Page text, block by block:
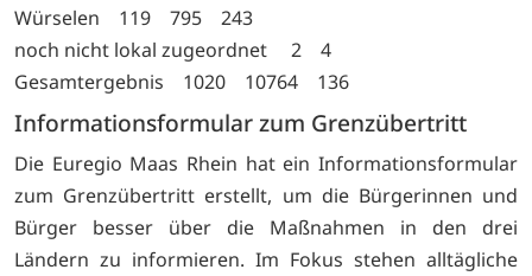
Würselen 119 795 243
noch nicht lokal zugeordnet 2 4
Gesamtergebnis 1020 10764 136
Informationsformular zum Grenzübertritt
Die Euregio Maas Rhein hat ein Informationsformular
zum Grenzübertritt erstellt, um die Bürgerinnen und
Bürger besser über die Maßnahmen in den drei
Ländern zu informieren. Im Fokus stehen alltägliche